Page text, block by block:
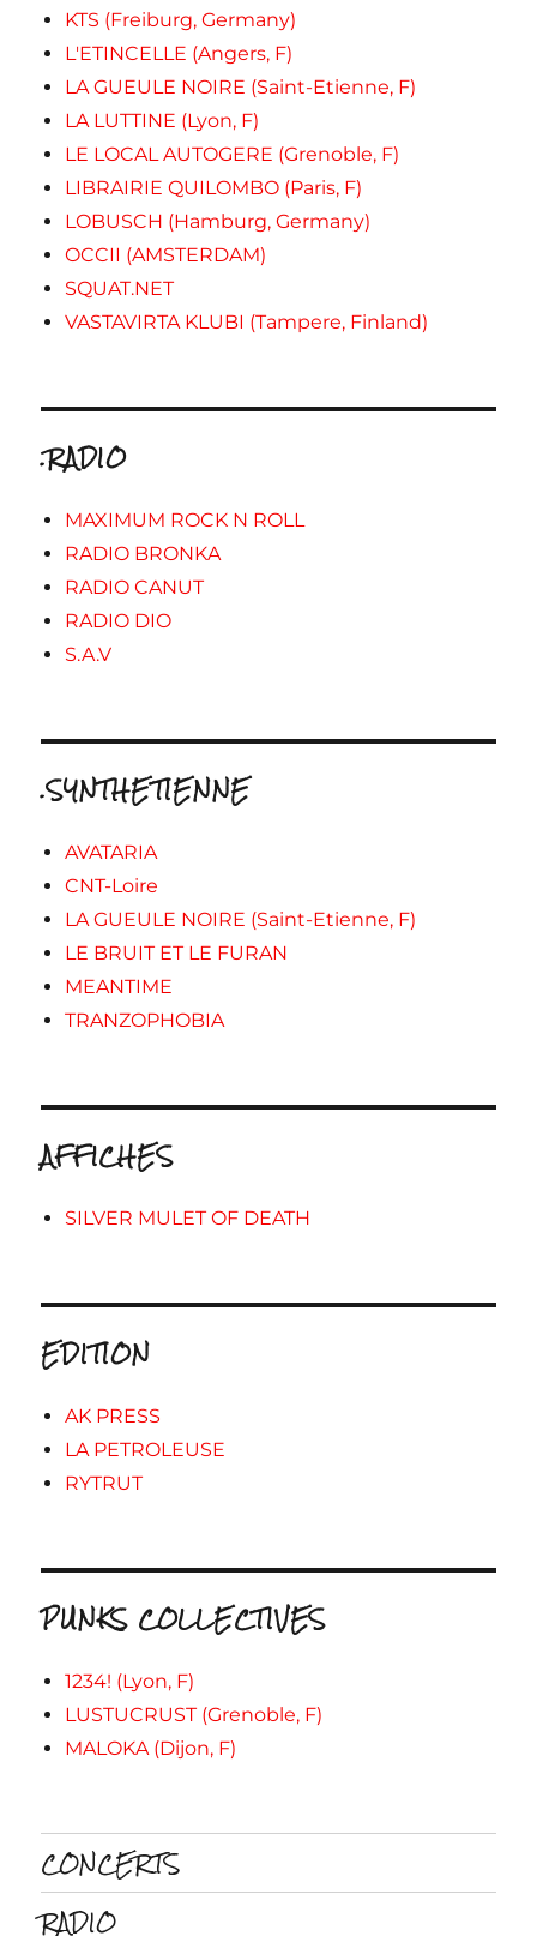
KTS (Freiburg, Germany)
L'ETINCELLE (Angers, F)
LA GUEULE NOIRE (Saint-Etienne, F)
LA LUTTINE (Lyon, F)
LE LOCAL AUTOGERE (Grenoble, F)
LIBRAIRIE QUILOMBO (Paris, F)
LOBUSCH (Hamburg, Germany)
OCCII (AMSTERDAM)
SQUAT.NET
VASTAVIRTA KLUBI (Tampere, Finland)
.RADIO
MAXIMUM ROCK N ROLL
RADIO BRONKA
RADIO CANUT
RADIO DIO
S.A.V
.SYNTHETIENNE
AVATARIA
CNT-Loire
LA GUEULE NOIRE (Saint-Etienne, F)
LE BRUIT ET LE FURAN
MEANTIME
TRANZOPHOBIA
AFFICHES
SILVER MULET OF DEATH
EDITION
AK PRESS
LA PETROLEUSE
RYTRUT
PUNKS COLLECTIVES
1234! (Lyon, F)
LUSTUCRUST (Grenoble, F)
MALOKA (Dijon, F)
CONCERTS
RADIO